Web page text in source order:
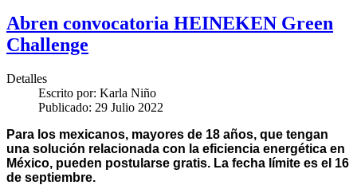
Abren convocatoria HEINEKEN Green
Challenge
Detalles
Escrito por: Karla Niño
Publicado: 29 Julio 2022
Para los mexicanos, mayores de 18 años, que tengan
una solución relacionada con la eficiencia energética en
México, pueden postularse gratis. La fecha límite es el 16
de septiembre.